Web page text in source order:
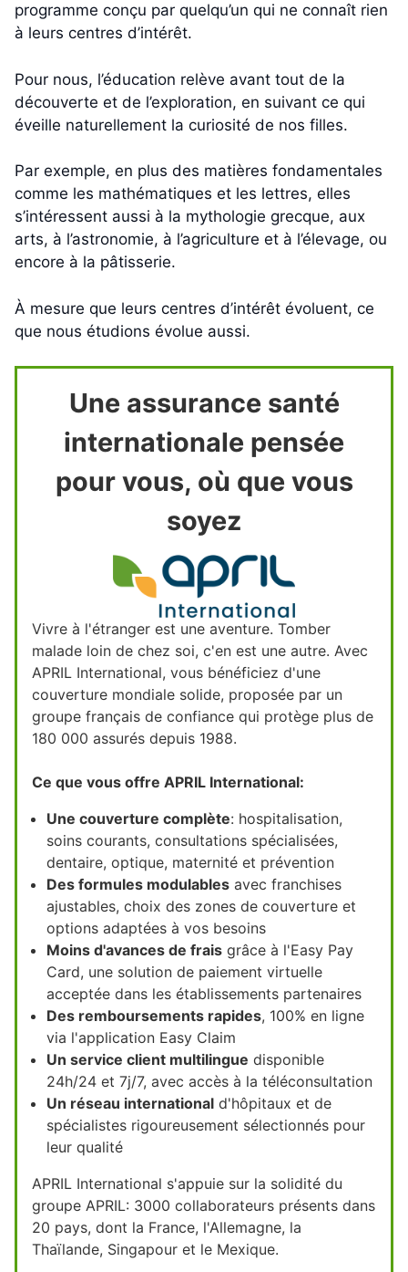
programme conçu par quelqu’un qui ne connaît rien
à leurs centres d’intérêt.
Pour nous, l’éducation relève avant tout de la
découverte et de l’exploration, en suivant ce qui
éveille naturellement la curiosité de nos filles.
Par exemple, en plus des matières fondamentales
comme les mathématiques et les lettres, elles
s’intéressent aussi à la mythologie grecque, aux
arts, à l’astronomie, à l’agriculture et à l’élevage, ou
encore à la pâtisserie.
À mesure que leurs centres d’intérêt évoluent, ce
que nous étudions évolue aussi.
Une assurance santé
internationale pensée
pour vous, où que vous
soyez
Vivre à l'étranger est une aventure. Tomber
malade loin de chez soi, c'en est une autre. Avec
APRIL International, vous bénéficiez d'une
couverture mondiale solide, proposée par un
groupe français de confiance qui protège plus de
180 000 assurés depuis 1988.
Ce que vous offre APRIL International:
Une couverture complète: hospitalisation,
soins courants, consultations spécialisées,
dentaire, optique, maternité et prévention
Des formules modulables avec franchises
ajustables, choix des zones de couverture et
options adaptées à vos besoins
Moins d'avances de frais grâce à l'Easy Pay
Card, une solution de paiement virtuelle
acceptée dans les établissements partenaires
Des remboursements rapides, 100% en ligne
via l'application Easy Claim
Un service client multilingue disponible
24h/24 et 7j/7, avec accès à la téléconsultation
Un réseau international d'hôpitaux et de
spécialistes rigoureusement sélectionnés pour
leur qualité
APRIL International s'appuie sur la solidité du
groupe APRIL: 3000 collaborateurs présents dans
20 pays, dont la France, l'Allemagne, la
Thaïlande, Singapour et le Mexique.